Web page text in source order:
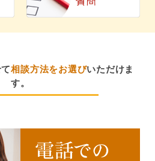
相談方法をお選びいただけま
す。